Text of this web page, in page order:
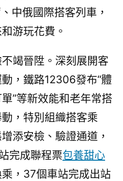
中俄國際搭客列車，
游玩花費。
竭晉陞。深刻展開客
，鐵路12306發布“體
”等新效能和老年常搭
，特別組織搭客乘
添安檢、驗證通道，
完成聯程票包養甜心
，37個車站完成出站